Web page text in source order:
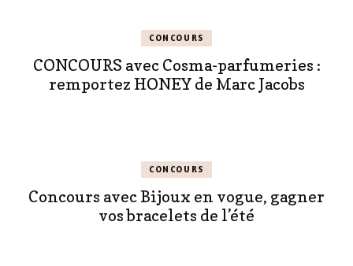
CONCOURS
CONCOURS avec Cosma-parfumeries :
remportez HONEY de Marc Jacobs
CONCOURS
Concours avec Bijoux en vogue, gagner
vos bracelets de l’été